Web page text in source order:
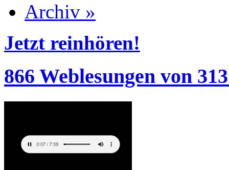
Archiv »
Jetzt reinhören!
866 Weblesungen von